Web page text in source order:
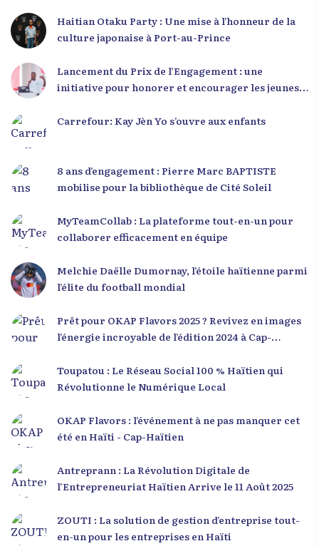
Haitian Otaku Party : Une mise à l’honneur de la
culture japonaise à Port-au-Prince
Lancement du Prix de l’Engagement : une
initiative pour honorer et encourager les jeunes
Carrefour: Kay Jèn Yo s’ouvre aux enfants
8 ans d’engagement : Pierre Marc BAPTISTE
mobilise pour la bibliothèque de Cité Soleil
MyTeamCollab : La plateforme tout-en-un pour
collaborer efficacement en équipe
Melchie Daëlle Dumornay, l’étoile haïtienne parmi
l’élite du football mondial
Prêt pour OKAP Flavors 2025 ? Revivez en images
l’énergie incroyable de l’édition 2024 à Cap-
Toupatou : Le Réseau Social 100 % Haïtien qui
Révolutionne le Numérique Local
OKAP Flavors : l’événement à ne pas manquer cet
été en Haïti - Cap-Haïtien
Antreprann : La Révolution Digitale de
l’Entrepreneuriat Haïtien Arrive le 11 Août 2025
ZOUTI : La solution de gestion d’entreprise tout-
en-un pour les entreprises en Haïti